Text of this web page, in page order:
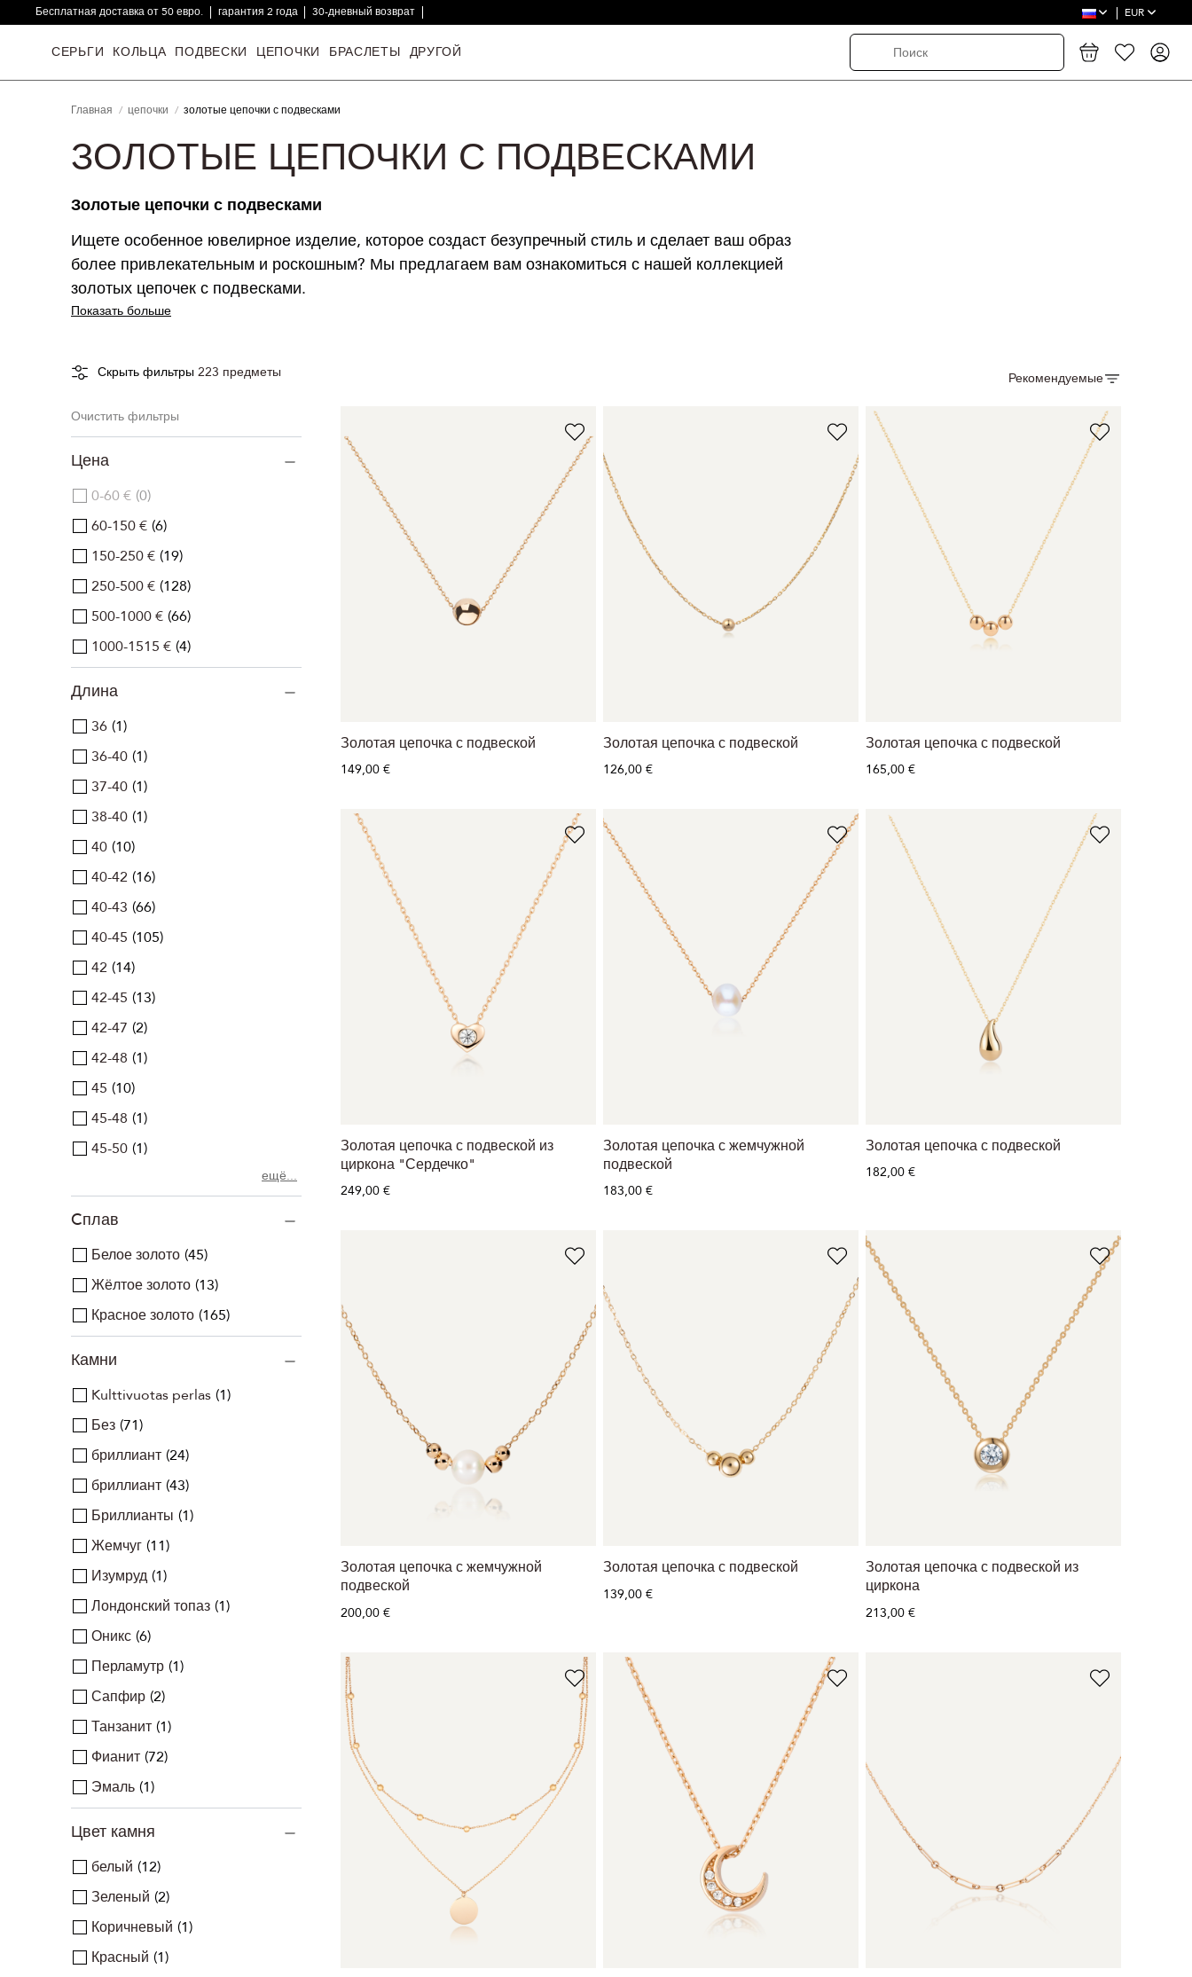
Бесплатная доставка от 50 евро. гарантия 2 года
30-дневный возврат
EUR
СЕРЬГИ КОЛЬЦА ПОДВЕСКИ ЦЕПОЧКИ БРАСЛЕТЫ ДРУГОЙ
Главная цепочки золотые цепочки с подвесками
ЗОЛОТЫЕ ЦЕПОЧКИ С ПОДВЕСКАМИ
Золотые цепочки с подвесками
Ищете особенное ювелирное изделие, которое создаст безупречный стиль и сделает ваш образ
более привлекательным и роскошным? Мы предлагаем вам ознакомиться с нашей коллекцией
золотых цепочек с подвесками.
Показать больше
Рекомендуемые
Золотая цепочка с подвеской
149,00 €
Золотая цепочка с подвеской
126,00 €
Золотая цепочка с подвеской
165,00 €
Золотая цепочка с подвеской из
циркона "Сердечко"
249,00 €
Золотая цепочка с жемчужной
подвеской
183,00 €
Золотая цепочка с подвеской
182,00 €
Золотая цепочка с жемчужной
подвеской
200,00 €
Золотая цепочка с подвеской
139,00 €
Золотая цепочка с подвеской из
циркона
213,00 €
Скрыть фильтры 223 предметы
Очистить фильтры
Цена
0-60 € 0
60-150 € 6
150-250 € 19
250-500 € 128
500-1000 € 66
1000-1515 € 4
Длина
36 1
36-40 1
37-40 1
38-40 1
40 10
40-42 16
40-43 66
40-45 105
42 14
42-45 13
42-47 2
42-48 1
45 10
45-48 1
45-50 1
ещё...
Cплав
Белое золото 45
Жёлтое золото 13
Красное золото 165
Камни
Kulttivuotas perlas 1
Без 71
бриллиант 24
бриллиант 43
Бриллианты 1
Жемчуг 11
Изумруд 1
Лондонский топаз 1
Оникс 6
Перламутр 1
Сапфир 2
Танзанит 1
Фианит 72
Эмаль 1
Цвет камня
белый 12
Зеленый 2
Коричневый 1
Красный 1